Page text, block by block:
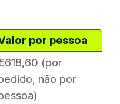
por pessoa
(por
não por